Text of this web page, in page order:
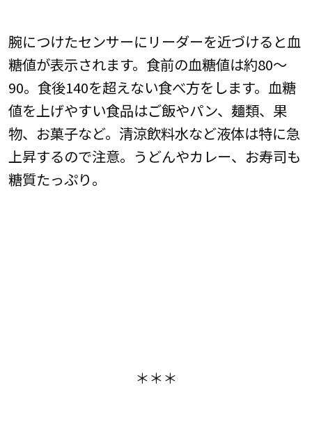
腕につけたセンサーにリーダーを近づけると血
糖値が表示されます。食前の血糖値は約80〜
90。食後140を超えない食べ方をします。血糖
値を上げやすい食品はご飯やパン、麺類、果
物、お菓子など。清涼飲料水など液体は特に急
上昇するので注意。うどんやカレー、お寿司も
糖質たっぷり。
＊＊＊